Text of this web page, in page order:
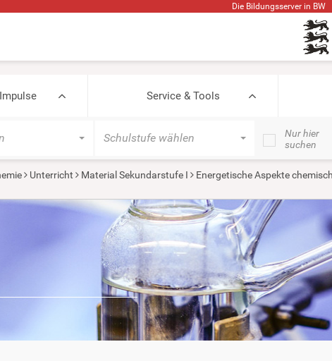
Die Bildungsserver in BW
Service & Tools
Schulstufe wählen
Nur hier
suchen
Unterricht Material Sekundarstufe I
Energetische Aspekte